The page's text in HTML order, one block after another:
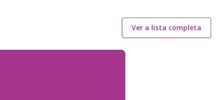
Ver a lista completa